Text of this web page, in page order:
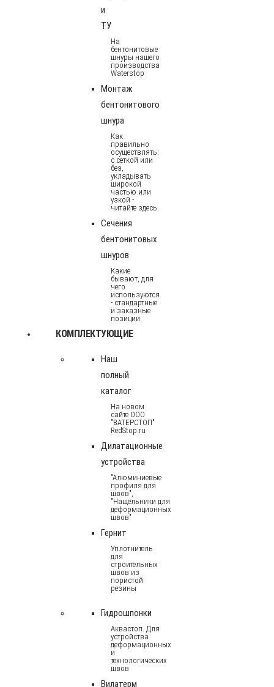
и
ТУ
На
бентонитовые
шнуры нашего
производства
Waterstop
Монтаж
бентонитового
шнура
Как
правильно
осуществлять:
с сеткой или
без,
укладывать
широкой
частью или
узкой -
читайте здесь.
Сечения
бентонитовых
шнуров
Какие
бывают, для
чего
используются
- стандартные
и заказные
позиции
КОМПЛЕКТУЮЩИЕ
Наш
полный
каталог
На новом
сайте ООО
"ВАТЕРСТОП"
RedStop.ru
Дилатационные
устройства
"Алюминиевые
профиля для
швов",
"Нащельники для
деформационных
швов"
Гернит
Уплотнитель
для
строительных
швов из
пористой
резины
Гидрошпонки
Аквастоп. Для
устройства
деформационных
и
технологических
швов
Вилатерм